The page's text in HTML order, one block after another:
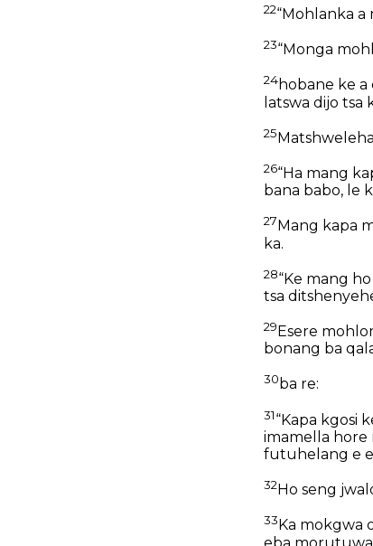
22“Mohlanka a
23“Monga
24hobane ke
latswa dijo tsa
25
26“Ha mang
bana babo, le
27 Mang kapa
ka.
28“Ke mang
tsa
29 Esere
bonang ba
30ba re:
31“Kapa kgosi
imamella hore
futuhelang e
32 Ho seng
33 Ka mokgwa
eba morutuwa